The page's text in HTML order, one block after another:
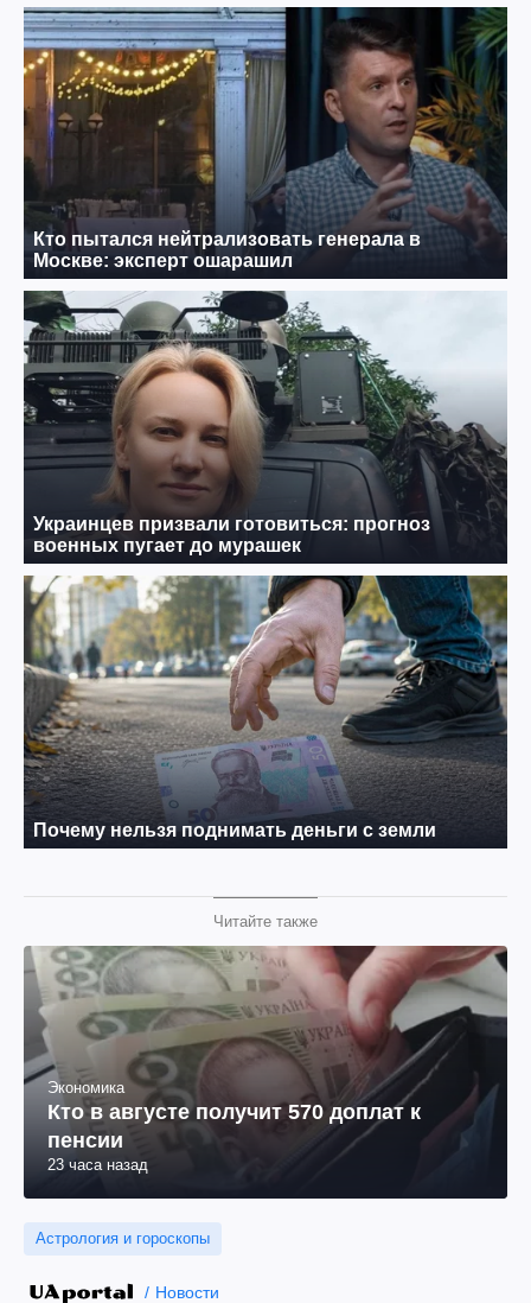
Читайте также
Экономика
Кто в августе получит 570 доплат к
пенсии
23 часа назад
Астрология и гороскопы
Новости